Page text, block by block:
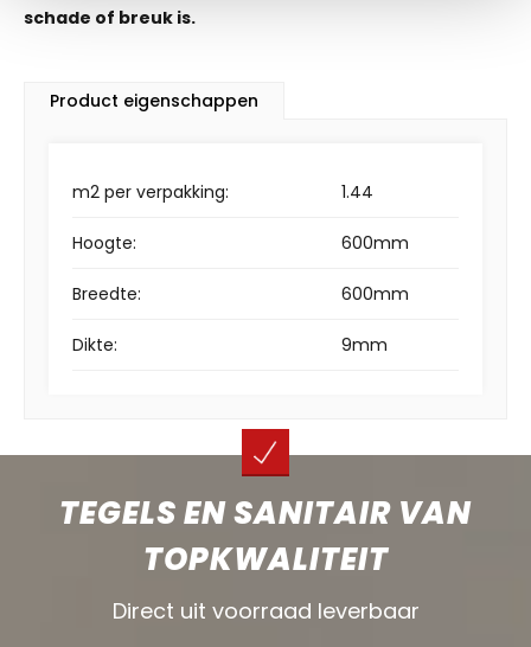
schade of breuk is.
Product eigenschappen
m2 per verpakking: 1.44
Hoogte: 600mm
Breedte: 600mm
Dikte: 9mm
TEGELS EN SANITAIR VAN
TOPKWALITEIT
Direct uit voorraad leverbaar